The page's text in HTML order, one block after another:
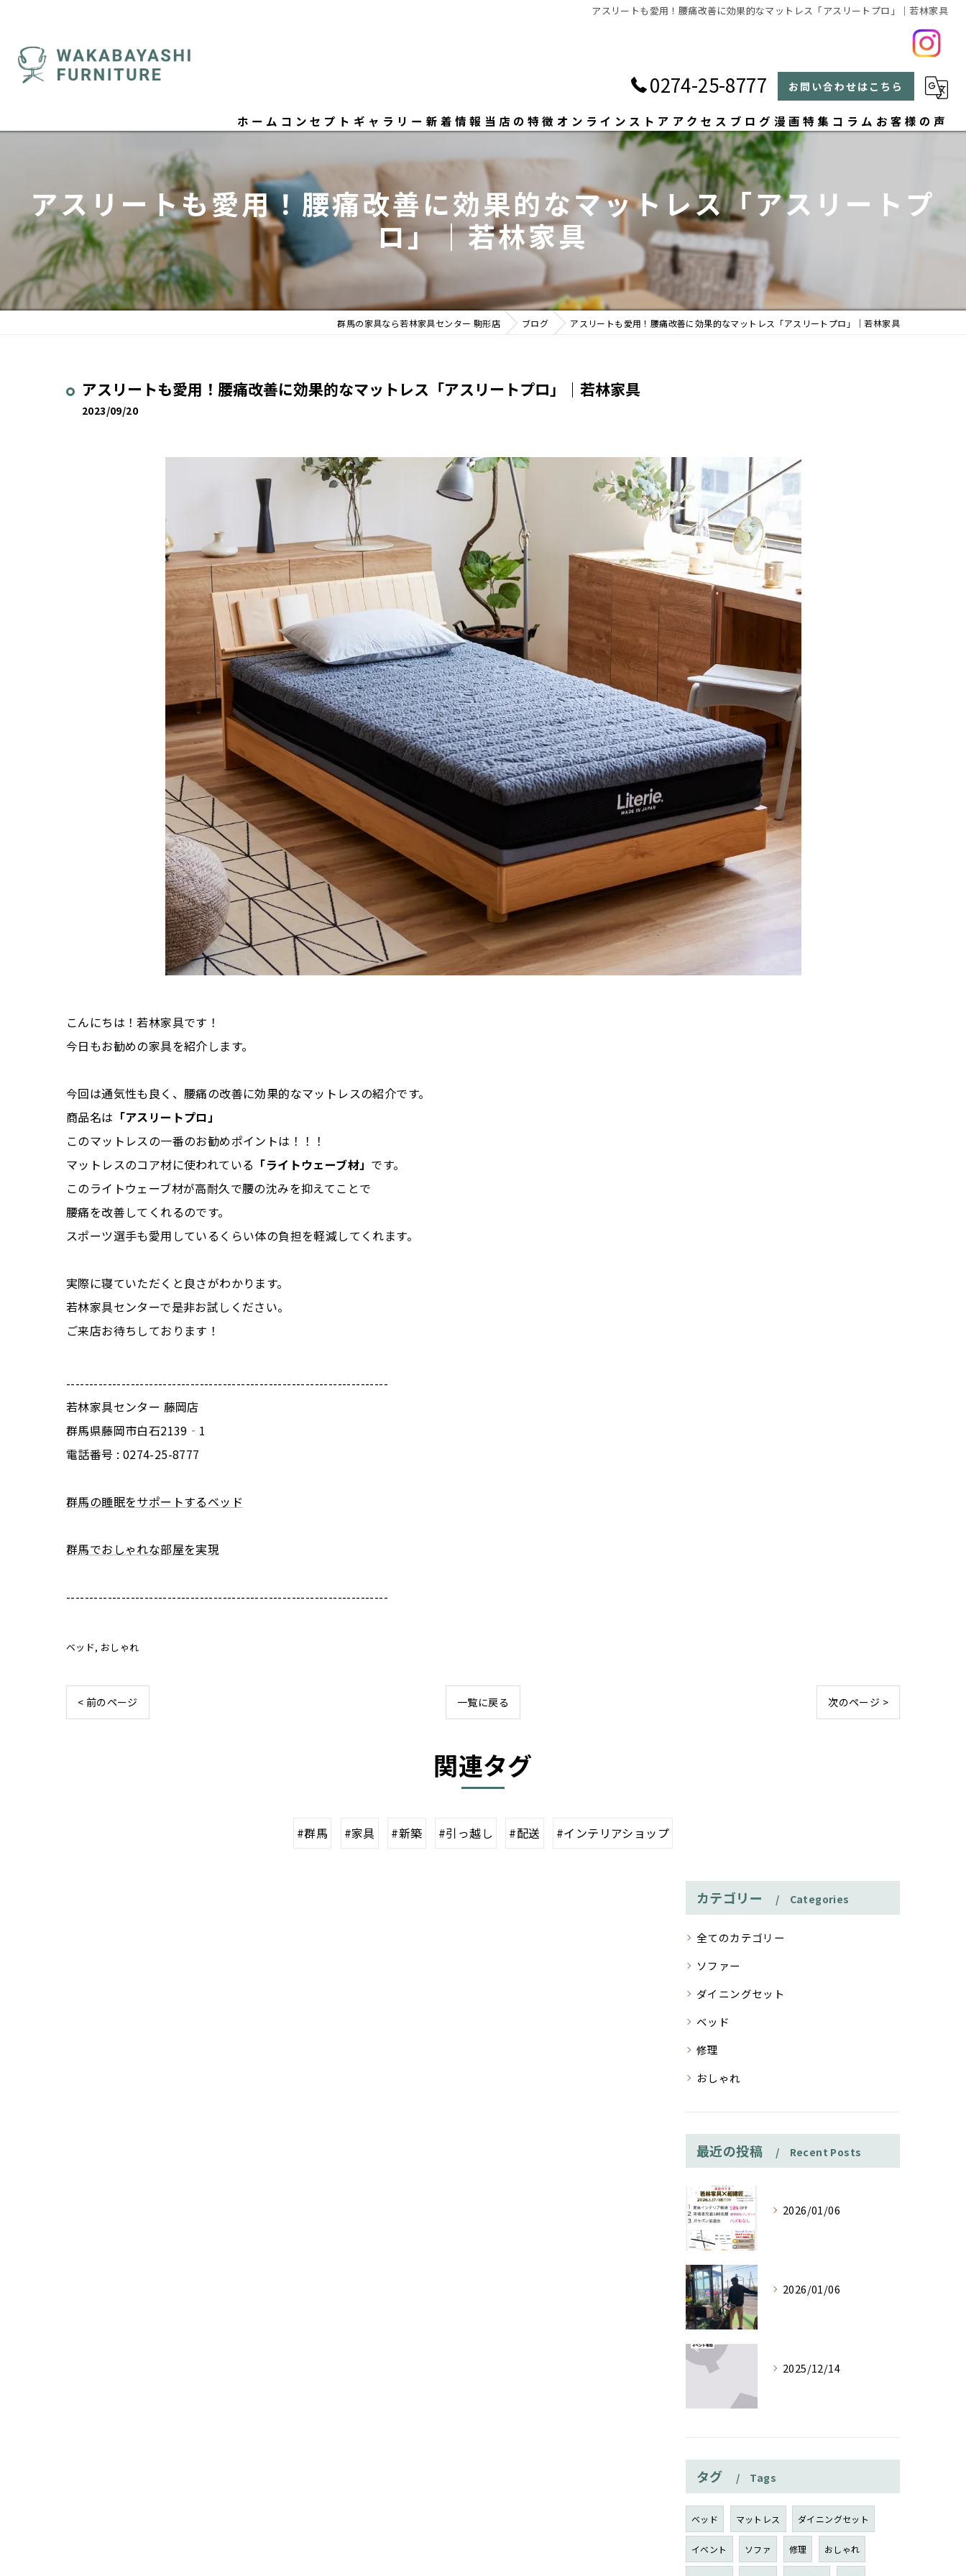
アスリートも愛用！腰痛改善に効果的なマットレス「アスリートプロ」｜若林家具
0274-25-8777 お問い合わせはこちら
ホーム コンセプト
ごあいさつ
ギャラリー 新着情報 当店の特徴
ダイニングセット
ベッド
おしゃれ
オンラインストア アクセス ブログ 漫画特集 コラム お客様の声
アスリートも愛用！腰痛改善に効果的なマットレス「アスリートプ
ロ」｜若林家具
群馬の家具なら若林家具センター 駒形店 ブログ アスリートも愛用！腰痛改善に効果的なマットレス「アスリートプロ」｜若林家具
アスリートも愛用！腰痛改善に効果的なマットレス「アスリートプロ」｜若林家具
2023/09/20
こんにちは！若林家具です！
今日もお勧めの家具を紹介します。
今回は通気性も良く、腰痛の改善に効果的なマットレスの紹介です。
商品名は 「アスリートプロ」
このマットレスの一番のお勧めポイントは！！！
マットレスのコア材に使われている 「ライトウェーブ材」 です。
このライトウェーブ材が高耐久で腰の沈みを抑えてことで
腰痛を改善してくれるのです。
スポーツ選手も愛用しているくらい体の負担を軽減してくれます。
実際に寝ていただくと良さがわかります。
若林家具センターで是非お試しください。
ご来店お待ちしております！
----------------------------------------------------------------------
若林家具センター 藤岡店
群馬県藤岡市白石2139‐1
電話番号 : 0274-25-8777
群馬の睡眠をサポートするベッド
群馬でおしゃれな部屋を実現
----------------------------------------------------------------------
ベッド おしゃれ
< 前のページ 一覧に戻る 次のページ >
関連タグ
#群馬 #家具 #新築 #引っ越し #配送 #インテリアショップ
カテゴリー Categories
全てのカテゴリー
ソファー
ダイニングセット
ベッド
修理
おしゃれ
最近の投稿 Recent Posts
2026/01/06
2026/01/06
2025/12/14
タグ Tags
ベッド マットレス ダイニングセット
イベント ソファ 修理 おしゃれ